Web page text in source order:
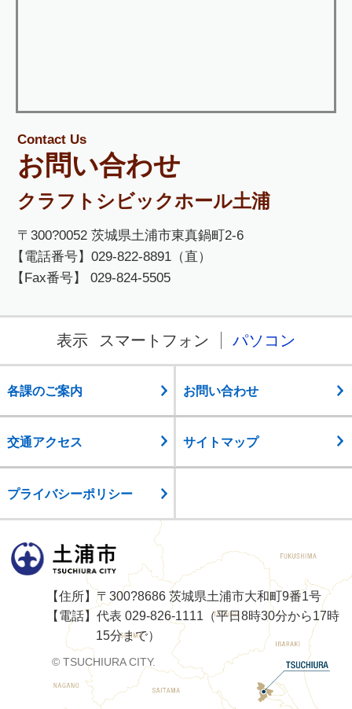
Contact Us
お問い合わせ
クラフトシビックホール土浦
〒300?0052 茨城県土浦市東真鍋町2-6
【電話番号】029-822-8891（直）
【Fax番号】 029-824-5505
表示 スマートフォン パソコン
各課のご案内 お問い合わせ
交通アクセス サイトマップ
プライバシーポリシー
土浦市
【住所】〒300?8686 茨城県土浦市大和町9番1号
【電話】代表 029-826-1111（平日8時30分から17時
15分まで）
© TSUCHIURA CITY.